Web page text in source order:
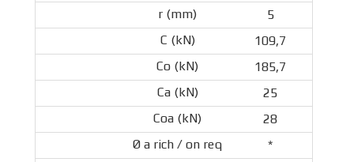
5
109,7
185,7
25
28
*